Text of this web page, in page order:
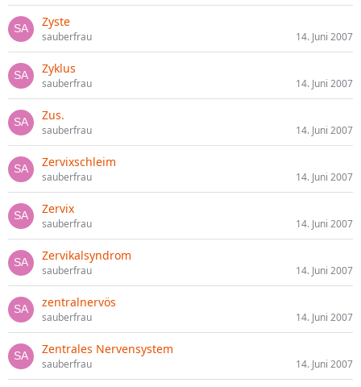
Zyste
sauberfrau 14. Juni 2007
Zyklus
sauberfrau 14. Juni 2007
Zus.
sauberfrau 14. Juni 2007
Zervixschleim
sauberfrau 14. Juni 2007
Zervix
sauberfrau 14. Juni 2007
Zervikalsyndrom
sauberfrau 14. Juni 2007
zentralnervös
sauberfrau 14. Juni 2007
Zentrales Nervensystem
sauberfrau 14. Juni 2007